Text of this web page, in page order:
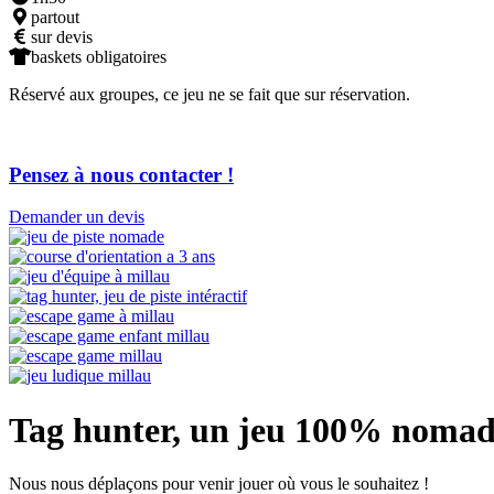
partout
sur devis
baskets obligatoires
Réservé aux groupes, ce jeu ne se fait que sur réservation.
Pensez à nous contacter !
Demander un devis
Tag hunter, un jeu 100%
Nous nous déplaçons pour venir jouer où vous le souhaitez !